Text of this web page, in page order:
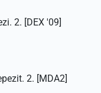
2. [DEX '09]
2. [MDA2]